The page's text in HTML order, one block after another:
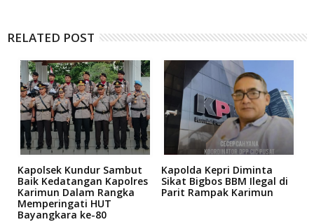
RELATED POST
Kapolsek Kundur Sambut
Baik Kedatangan Kapolres
Karimun Dalam Rangka
Memperingati HUT
Bayangkara ke-80
Kapolda Kepri Diminta
Sikat Bigbos BBM Ilegal di
Parit Rampak Karimun